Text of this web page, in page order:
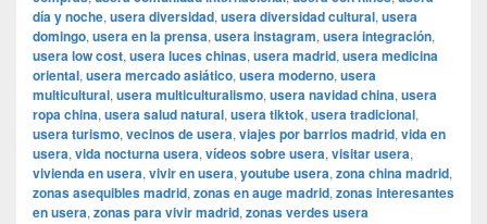
día y noche, usera diversidad, usera diversidad cultural, usera
domingo, usera en la prensa, usera instagram, usera integración,
usera low cost, usera luces chinas, usera madrid, usera medicina
oriental, usera mercado asiático, usera moderno, usera
multicultural, usera multiculturalismo, usera navidad china, usera
ropa china, usera salud natural, usera tiktok, usera tradicional,
usera turismo, vecinos de usera, viajes por barrios madrid, vida en
usera, vida nocturna usera, vídeos sobre usera, visitar usera,
vivienda en usera, vivir en usera, youtube usera, zona china madrid,
zonas asequibles madrid, zonas en auge madrid, zonas interesantes
en usera, zonas para vivir madrid, zonas verdes usera